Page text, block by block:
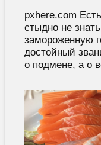
pxhere.com
стыдно не
замороженную
достойный
о подмене, а о